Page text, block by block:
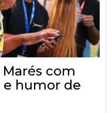
com
e humor de